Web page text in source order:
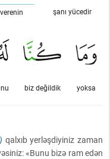
şanı yücedir
yoksa
biz değildik
qalxıb yerləşdiyiniz zaman
«Bunu bizə ram edən